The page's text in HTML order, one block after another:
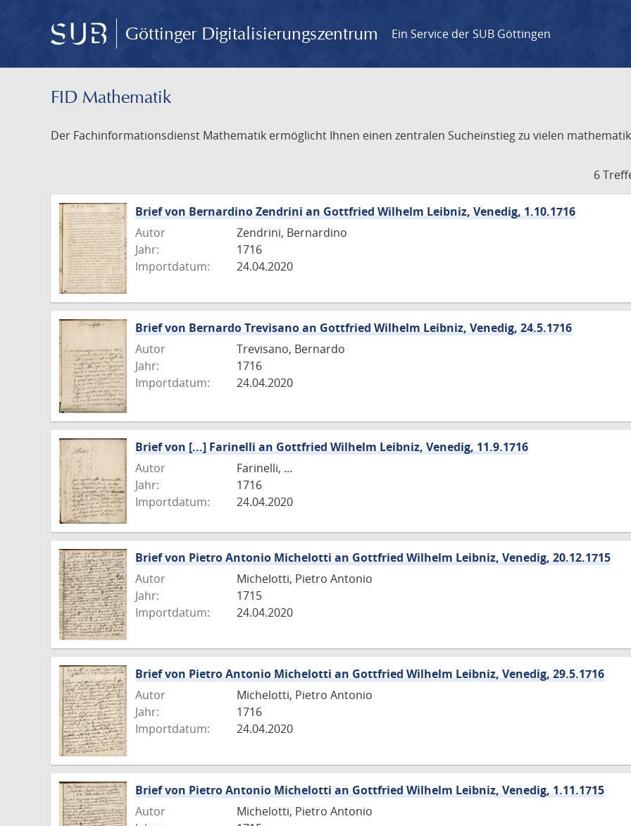
Göttinger Digitalisierungszentrum Ein Service der SUB Göttingen
FID Mathematik
Der Fachinformationsdienst Mathematik ermöglicht Ihnen einen zentralen Sucheinstieg zu vielen
6
Brief von Bernardino Zendrini an Gottfried Wilhelm Leibniz, Venedig, 1.10.1716
Autor
Zendrini, Bernardino
Jahr:
1716
Importdatum:
24.04.2020
Brief von Bernardo Trevisano an Gottfried Wilhelm Leibniz, Venedig, 24.5.1716
Autor
Trevisano, Bernardo
Jahr:
1716
Importdatum:
24.04.2020
Brief von [...] Farinelli an Gottfried Wilhelm Leibniz, Venedig, 11.9.1716
Autor
Farinelli, ...
Jahr:
1716
Importdatum:
24.04.2020
Brief von Pietro Antonio Michelotti an Gottfried Wilhelm Leibniz, Venedig, 20.12.1715
Autor
Michelotti, Pietro Antonio
Jahr:
1715
Importdatum:
24.04.2020
Brief von Pietro Antonio Michelotti an Gottfried Wilhelm Leibniz, Venedig, 29.5.1716
Autor
Michelotti, Pietro Antonio
Jahr:
1716
Importdatum:
24.04.2020
Brief von Pietro Antonio Michelotti an Gottfried Wilhelm Leibniz, Venedig, 1.11.1715
Autor
Michelotti, Pietro Antonio